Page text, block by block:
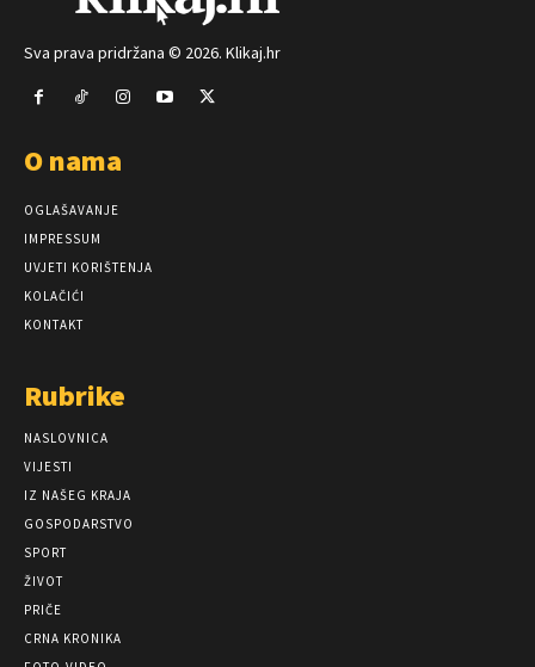
Sva prava pridržana © 2026. Klikaj.hr
O nama
OGLAŠAVANJE
IMPRESSUM
UVJETI KORIŠTENJA
KOLAČIĆI
KONTAKT
Rubrike
NASLOVNICA
VIJESTI
IZ NAŠEG KRAJA
GOSPODARSTVO
SPORT
ŽIVOT
PRIČE
CRNA KRONIKA